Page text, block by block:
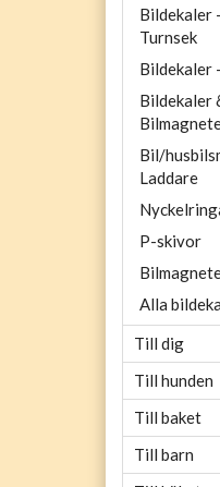
Bildekaler
Turnsek
Bildekaler
Bildekaler
Bil/
Laddare
P-skivor
Alla
Till dig
Till hunden
Till baket
Till barn